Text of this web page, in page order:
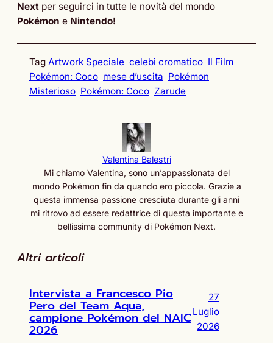
Next per seguirci in tutte le novità del mondo
Pokémon e Nintendo!
Tag Artwork Speciale celebi cromatico Il Film
Pokémon: Coco mese d’uscita Pokémon
Misterioso Pokémon: Coco Zarude
Valentina Balestri
Mi chiamo Valentina, sono un’appassionata del
mondo Pokémon fin da quando ero piccola. Grazie a
questa immensa passione cresciuta durante gli anni
mi ritrovo ad essere redattrice di questa importante e
bellissima community di Pokémon Next.
Altri articoli
Intervista a Francesco Pio
Pero del Team Aqua,
campione Pokémon del NAIC
2026
27
Luglio
2026